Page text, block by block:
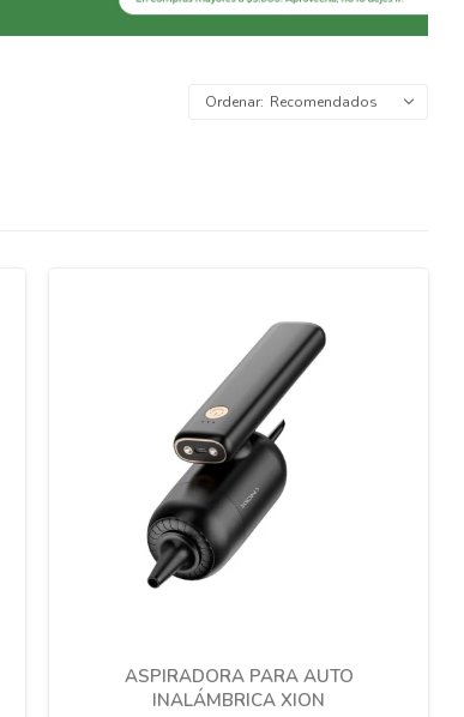
Recomendados
ASPIRADORA PARA AUTO
INALÁMBRICA XION